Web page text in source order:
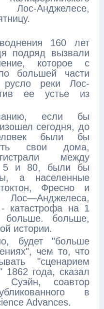
Анджелесе,
160 лет
подряд вызвали
которое с
большей части
реки Лос-
ее устье из
если бы
сегодня, до
были бы
свои дома,
между
5 и 80, были бы
а населенные
Фресно и
катастрофа на 1
больше. больше,
истории.
будет "больше
чем то, что
"сценарием
1862 года, сказал
Суэйн, соавтор
в
Advances.